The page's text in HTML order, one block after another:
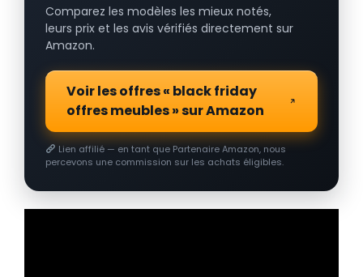
Comparez les modèles les mieux notés,
leurs prix et les avis vérifiés directement sur
Amazon.
Voir les offres « black friday
offres meubles » sur Amazon
Lien affilié — en tant que Partenaire Amazon, nous
percevons une commission sur les achats éligibles.